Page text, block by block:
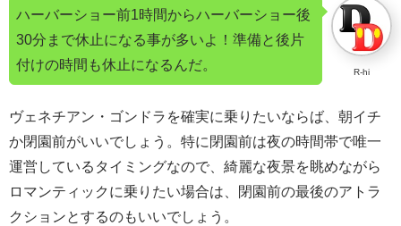
R-hi
ハーバーショー前1時間からハーバーショー後
30分まで休止になる事が多いよ！準備と後片
付けの時間も休止になるんだ。
ヴェネチアン・ゴンドラを確実に乗りたいならば、朝イチ
か閉園前がいいでしょう。特に閉園前は夜の時間帯で唯一
運営しているタイミングなので、綺麗な夜景を眺めながら
ロマンティックに乗りたい場合は、閉園前の最後のアトラ
クションとするのもいいでしょう。